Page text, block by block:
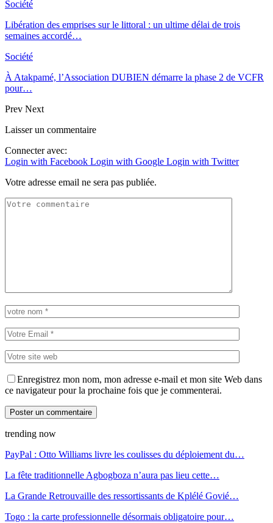
Société
Libération des emprises sur le littoral : un ultime délai de trois
semaines accordé…
Société
À Atakpamé, l’Association DUBIEN démarre la phase 2 de VCFR
pour…
Prev Next
Laisser un commentaire
Connecter avec:
Login with Facebook Login with Google Login with Twitter
Votre adresse email ne sera pas publiée.
Enregistrez mon nom, mon adresse e-mail et mon site Web dans
ce navigateur pour la prochaine fois que je commenterai.
trending now
PayPal : Otto Williams livre les coulisses du déploiement du…
La fête traditionnelle Agbogboza n’aura pas lieu cette…
La Grande Retrouvaille des ressortissants de Kplélé Govié…
Togo : la carte professionnelle désormais obligatoire pour…